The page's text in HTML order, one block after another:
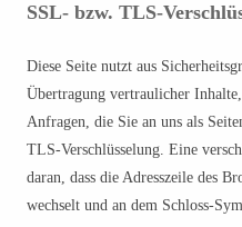
SSL- bzw. TLS-
Diese Seite nutzt aus
Übertragung vertraulicher
Anfragen, die Sie an uns als
TLS-Verschlüsselung. Eine
daran, dass die Adresszeile des
wechselt und an dem Schloss-